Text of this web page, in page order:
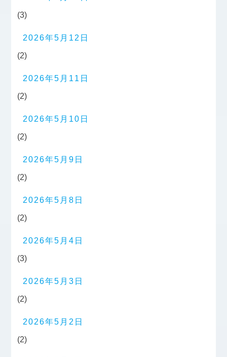
(3)
2026年5月12日
(2)
2026年5月11日
(2)
2026年5月10日
(2)
2026年5月9日
(2)
2026年5月8日
(2)
2026年5月4日
(3)
2026年5月3日
(2)
2026年5月2日
(2)